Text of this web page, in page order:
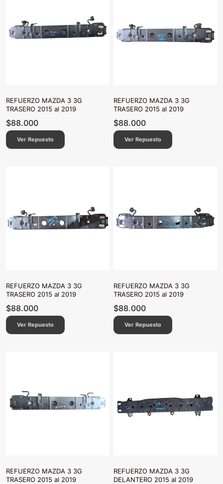
REFUERZO MAZDA 3 3G
TRASERO 2015 al 2019
$88.000
Ver Repuesto
REFUERZO MAZDA 3 3G
TRASERO 2015 al 2019
$88.000
Ver Repuesto
REFUERZO MAZDA 3 3G
TRASERO 2015 al 2019
$88.000
Ver Repuesto
REFUERZO MAZDA 3 3G
TRASERO 2015 al 2019
$88.000
Ver Repuesto
REFUERZO MAZDA 3 3G
TRASERO 2015 al 2019
REFUERZO MAZDA 3 3G
DELANTERO 2015 al 2019